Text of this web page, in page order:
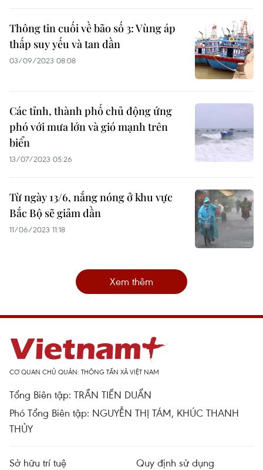
Thông tin cuối về bão số 3: Vùng áp
thấp suy yếu và tan dần
03/09/2023 08:08
Các tỉnh, thành phố chủ động ứng
phó với mưa lớn và gió mạnh trên
biển
13/07/2023 05:26
Từ ngày 13/6, nắng nóng ở khu vực
Bắc Bộ sẽ giảm dần
11/06/2023 11:18
Xem thêm
CƠ QUAN CHỦ QUẢN: THÔNG TẤN XÃ VIỆT NAM
Tổng Biên tập: TRẦN TIẾN DUẨN
Phó Tổng Biên tập: NGUYỄN THỊ TÁM, KHÚC THANH
THỦY
Sở hữu trí tuệ
Quy định sử dụng